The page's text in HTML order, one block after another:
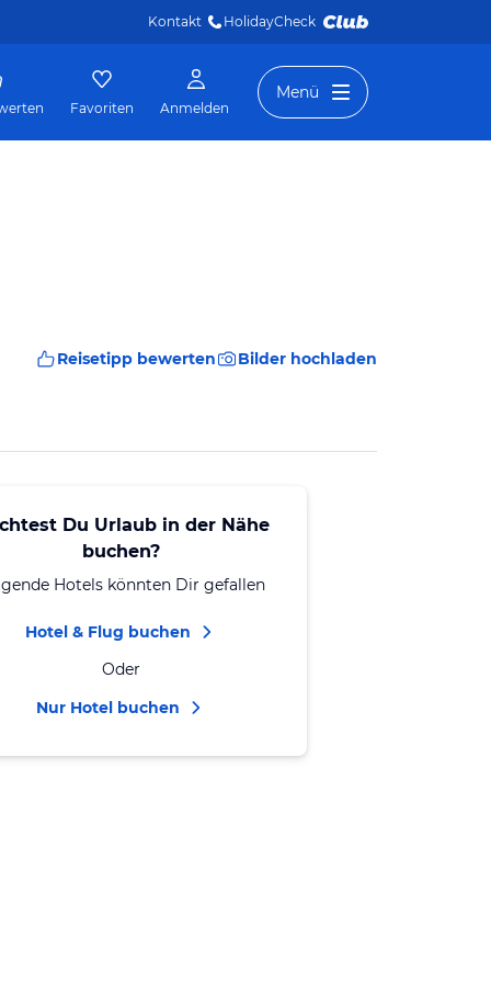
Kontakt HolidayCheck
Favoriten Anmelden
Menü
Reisetipp bewerten Bilder hochladen
Du Urlaub in der Nähe
buchen?
Hotels könnten Dir gefallen
Hotel & Flug buchen
Oder
Nur Hotel buchen